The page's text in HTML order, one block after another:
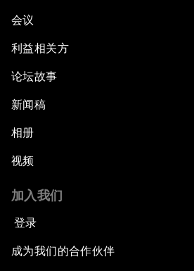
会议
利益相关方
论坛故事
新闻稿
相册
视频
加入我们
登录
成为我们的合作伙伴